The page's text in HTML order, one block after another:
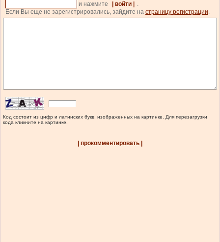
и нажмите
| войти |
.
Если Вы еще не зарегистрировались, зайдите на страницу регистрации.
Код состоит из цифр и латинских букв, изображенных на картинке. Для перезагрузки
кода кликните на картинке.
| прокомментировать |